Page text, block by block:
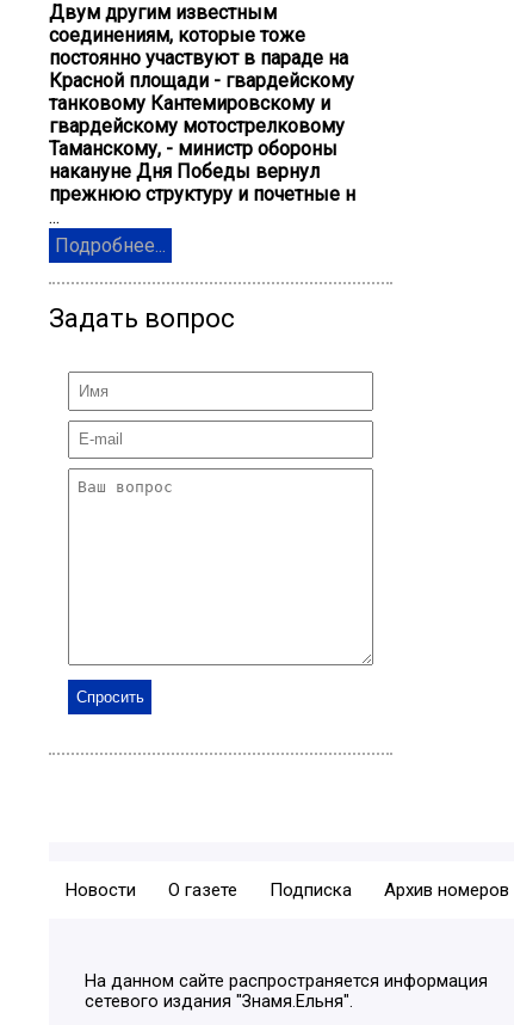
Двум другим известным
соединениям, которые тоже
постоянно участвуют в параде на
Красной площади - гвардейскому
танковому Кантемировскому и
гвардейскому мотострелковому
Таманскому, - министр обороны
накануне Дня Победы вернул
прежнюю структуру и почетные н
...
Подробнее...
Задать вопрос
Новости О газете Подписка Архив номеров
На данном сайте распространяется информация
сетевого издания "Знамя.Ельня".